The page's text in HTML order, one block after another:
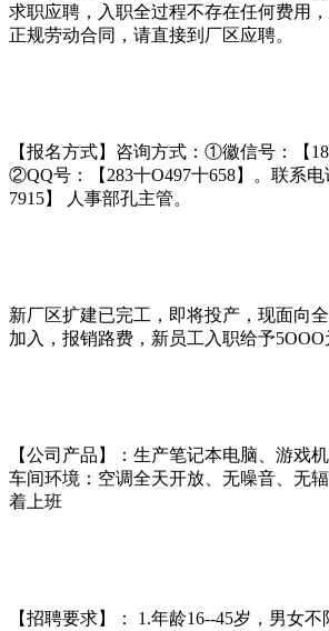
求职应聘，入职全过程不存在任何费用
正规劳动合同，请直接到厂区应聘。
【报名方式】咨询方式：①徽信号：【
②QQ号：【283十O497十658】。联系电
7915】 人事部孔主管。
新厂区扩建已完工，即将投产，现面向
加入，报销路费，新员工入职给予
【公司产品】：生产笔记本电脑、游戏
车间环境：空调全天开放、无噪音、无
着上班
【招聘要求】： 1.年龄16--45岁，男女